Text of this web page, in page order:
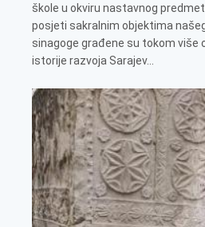
škole u okviru nastavnog
posjeti sakralnim objektima
sinagoge građene su tokom više
istorije razvoja Sarajev...